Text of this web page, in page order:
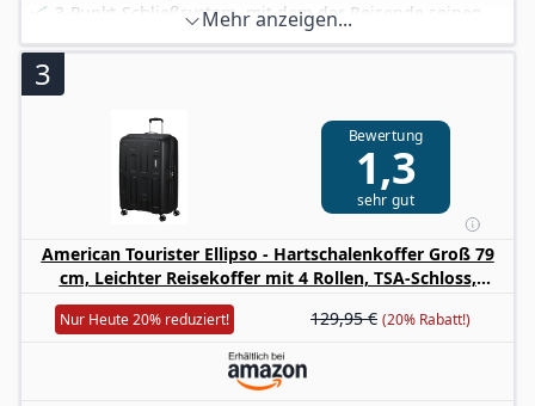
3-Punkt-Schließsystem, mit dem der Reisende seinen
Koffer abschließen und sein Hab und Gut schützen
kann
Integrierte TSA-Funktion am Hauptschloss für sicheres
Reisen + Integriertes ID-Tag
Mehrstufiger Doppelrohr-Zuggriff und Aluminium-
Radgriffrohre + Leichtgängige Doppelräder
Mehr anzeigen...
3
Bewertung
1,3
sehr gut
American Tourister Ellipso - Hartschalenkoffer Groß 79
cm, Leichter Reisekoffer mit 4 Rollen, TSA-Schloss,
Check-in-Koffer 104L - 3.80 KG - Schwarz (Black)
Nur Heute 20% reduziert! 129,95 € (20% Rabatt!)